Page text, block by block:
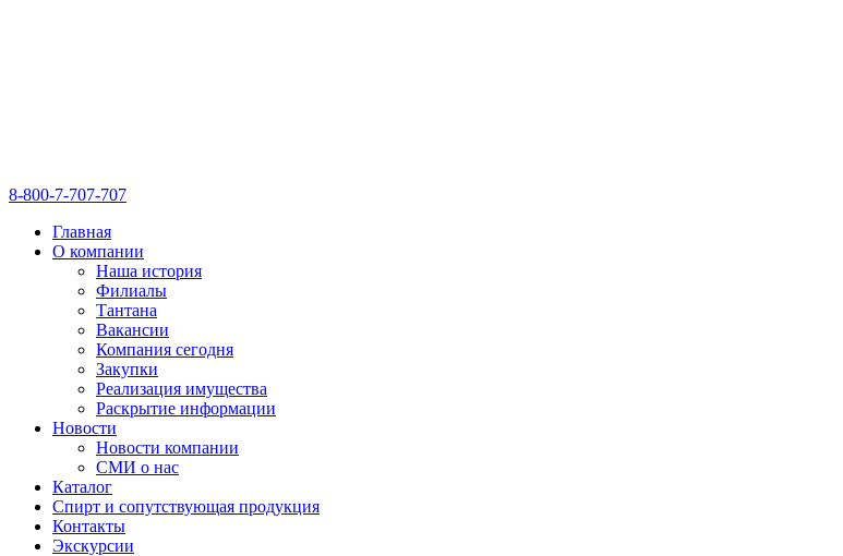
8-800-7-707-707
Главная
О компании
Наша история
Филиалы
Тантана
Вакансии
Компания сегодня
Закупки
Реализация имущества
Раскрытие информации
Новости
Новости компании
СМИ о нас
Каталог
Спирт и сопутствующая продукция
Контакты
Экскурсии